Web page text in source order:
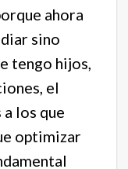
ahora
sino
tengo hijos,
el
los que
optimizar